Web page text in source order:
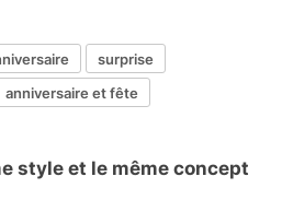
surprise
anniversaire et fête
style et le même concept